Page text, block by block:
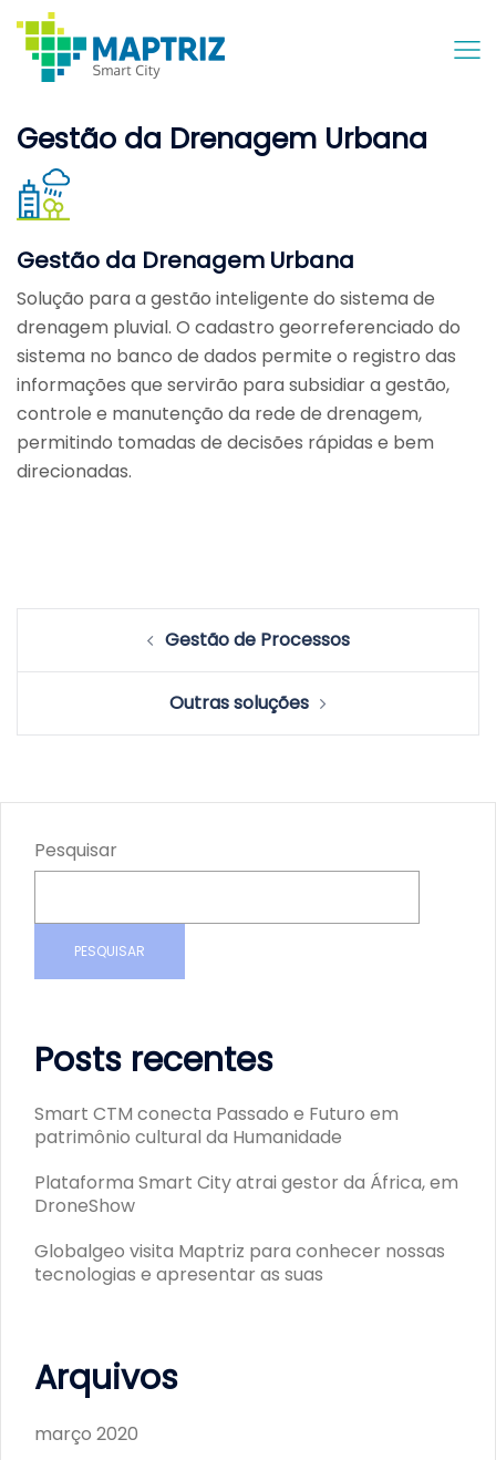
content
Gestão da Drenagem Urbana
Gestão da Drenagem Urbana
Solução para a gestão inteligente do sistema de
drenagem pluvial. O cadastro georreferenciado do
sistema no banco de dados permite o registro das
informações que servirão para subsidiar a gestão,
controle e manutenção da rede de drenagem,
permitindo tomadas de decisões rápidas e bem
direcionadas.
navigation
Gestão de Processos
Outras soluções
Pesquisar
PESQUISAR
Posts recentes
Smart CTM conecta Passado e Futuro em
patrimônio cultural da Humanidade
Plataforma Smart City atrai gestor da África, em
DroneShow
Globalgeo visita Maptriz para conhecer nossas
tecnologias e apresentar as suas
Arquivos
março 2020